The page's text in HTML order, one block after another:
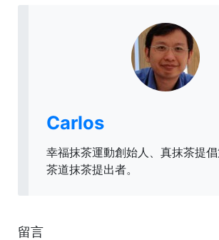
Carlos
幸福抹茶運動創始人、真抹茶提
茶道抹茶提出者。
留言